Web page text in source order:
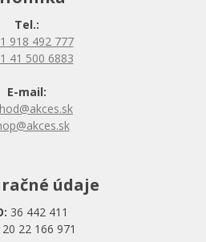
Tel.:
918 492 777
41 500 6883
E-mail:
údaje
36 442 411
20 22 166 971